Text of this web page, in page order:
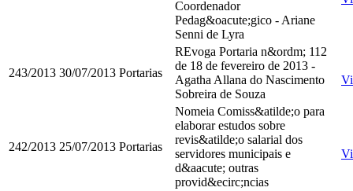
Coordenador
Pedag&oacute;gico - Ariane
Senni de Lyra
243/2013 30/07/2013 Portarias
REvoga Portaria n&ordm; 112
de 18 de fevereiro de 2013 -
Agatha Allana do Nascimento
Sobreira de Souza
242/2013 25/07/2013 Portarias
Nomeia Comiss&atilde;o para
elaborar estudos sobre
revis&atilde;o salarial dos
servidores municipais e
d&aacute; outras
provid&ecirc;ncias